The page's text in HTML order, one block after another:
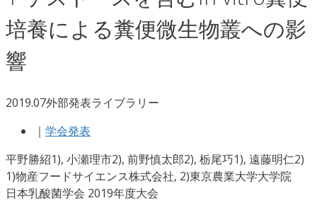
培養による糞便微生物叢への影
響
2019.07外部発表ライブラリー
｜ 学会発表
平野勝紹1), 小瀬理市2), 前野慎太郎2), 栃尾巧1), 遠藤明仁2)
1)物産フードサイエンス株式会社, 2)東京農業大学大学院
日本乳酸菌学会 2019年度大会